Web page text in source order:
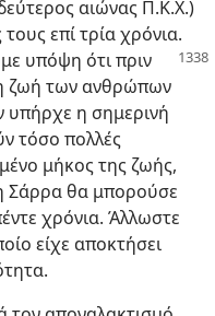
αιώνας Π.Κ.Χ.)
επί τρία χρόνια.
υπόψη ότι πριν
η ζωή των ανθρώπων
υπήρχε η σημερινή
τόσο πολλές
μήκος της ζωής,
Σάρρα θα μπορούσε
χρόνια. Άλλωστε
είχε αποκτήσει